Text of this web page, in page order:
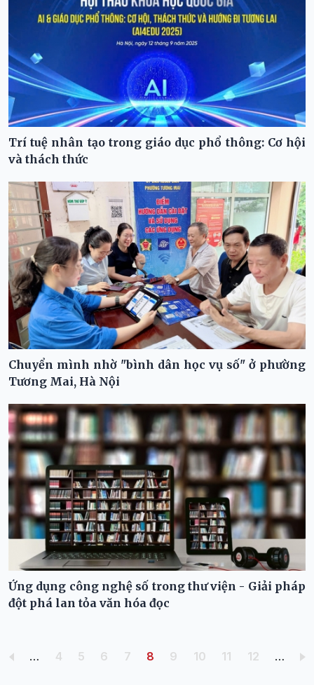
Trí tuệ nhân tạo trong giáo dục phổ thông: Cơ hội
và thách thức
Chuyển mình nhờ "bình dân học vụ số" ở phường
Tương Mai, Hà Nội
Ứng dụng công nghệ số trong thư viện - Giải pháp
đột phá lan tỏa văn hóa đọc
Pagination
… Trang
4 Trang
5 Trang
6 Trang
7 Trang hiện thời
8 Trang
9 Trang
10 Trang
11 Trang
12 …